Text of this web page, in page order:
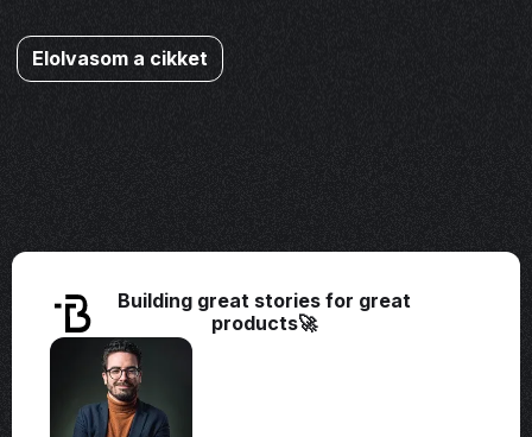
Elolvasom a cikket
Building great stories for great
products🚀